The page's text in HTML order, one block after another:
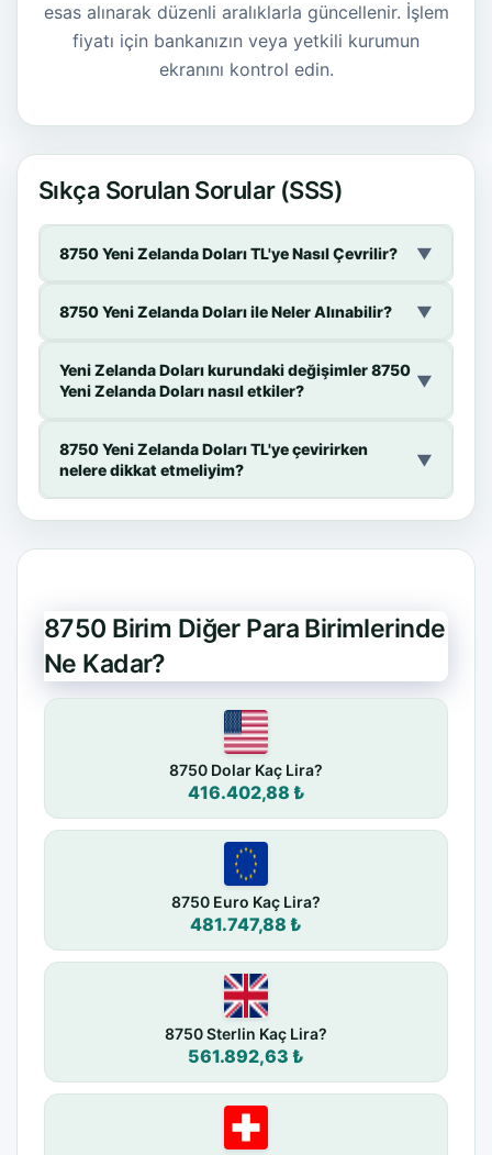
esas alınarak düzenli aralıklarla güncellenir. İşlem
fiyatı için bankanızın veya yetkili kurumun
ekranını kontrol edin.
Sıkça Sorulan Sorular (SSS)
8750 Yeni Zelanda Doları TL'ye Nasıl Çevrilir? ▼
8750 Yeni Zelanda Doları ile Neler Alınabilir? ▼
Yeni Zelanda Doları kurundaki değişimler 8750
Yeni Zelanda Doları nasıl etkiler?
▼
8750 Yeni Zelanda Doları TL'ye çevirirken
nelere dikkat etmeliyim?
▼
8750 Birim Diğer Para Birimlerinde
Ne Kadar?
8750 Dolar Kaç Lira?
416.402,88 ₺
8750 Euro Kaç Lira?
481.747,88 ₺
8750 Sterlin Kaç Lira?
561.892,63 ₺